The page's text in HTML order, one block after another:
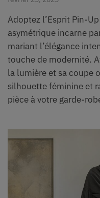
Adoptez l’Esprit Pin-
asymétrique incarne
mariant l’élégance
touche de modernité.
la lumière et sa coupe
silhouette féminine et
pièce à votre garde-